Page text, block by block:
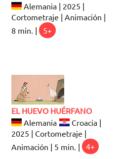
Alemania | 2025 |
Cortometraje | Animación |
8 min. |
5+
EL HUEVO HUÉRFANO
Alemania
Croacia |
2025 | Cortometraje |
Animación | 5 min. |
4+